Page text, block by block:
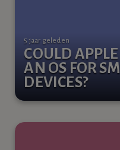
COULD
AN OS FOR
DEVICES?
5 jaar geleden